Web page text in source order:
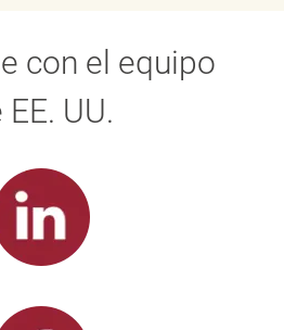
con el equipo
EE. UU.